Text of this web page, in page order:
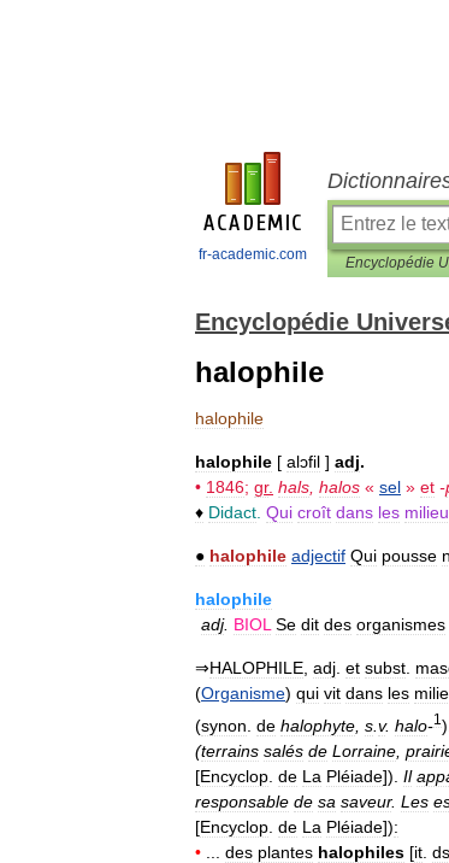
fr-academic.com
Encyclopédie
halophile
halophile
halophile [ alɔfil ] adj.
• 1846; gr. hals halos « sel » et -
♦ Didact Qui croît dans les
● halophile adjectif Qui pousse
halophile
adj. BIOL Se dit des organismes
⇒HALOPHILE adj et subst
(Organisme) qui vit dans les
(synon de halophyte s v. halo-1 ).
(terrains salés de Lorraine
[Encyclop de La Pléiade]). Il
responsable de sa saveur. Les
[Encyclop de La Pléiade]):
•
des plantes halophiles [it ds